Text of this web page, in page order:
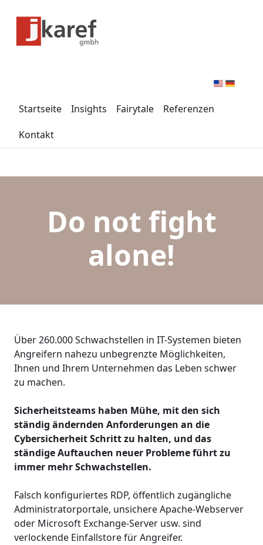
Startseite Insights Fairytale
Referenzen
Kontakt
Do not fight
alone!
Über 260.000 Schwachstellen in IT-Systemen bieten
Angreifern nahezu unbegrenzte Möglichkeiten,
Ihnen und Ihrem Unternehmen das Leben schwer
zu machen.
Sicherheitsteams haben Mühe, mit den sich
ständig ändernden Anforderungen an die
Cybersicherheit Schritt zu halten, und das
ständige Auftauchen neuer Probleme führt zu
immer mehr Schwachstellen.
Falsch konfiguriertes RDP, öffentlich zugängliche
Administratorportale, unsichere Apache-Webserver
oder Microsoft Exchange-Server usw. sind
verlockende Einfallstore für Angreifer.